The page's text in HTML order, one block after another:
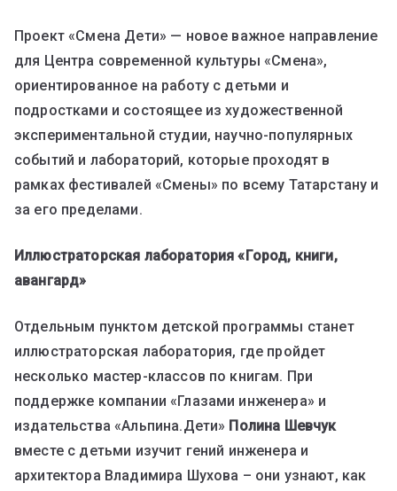
Проект «Смена Дети» — новое важное направление
для Центра современной культуры «Смена»,
ориентированное на работу с детьми и
подростками и состоящее из художественной
экспериментальной студии, научно-популярных
событий и лабораторий, которые проходят в
рамках фестивалей «Смены» по всему Татарстану и
за его пределами.
Иллюстраторская лаборатория «Город, книги,
авангард»
Отдельным пунктом детской программы станет
иллюстраторская лаборатория, где пройдет
несколько мастер-классов по книгам. При
поддержке компании «Глазами инженера» и
издательства «Альпина.Дети» Полина Шевчук
вместе с детьми изучит гений инженера и
архитектора Владимира Шухова – они узнают, как